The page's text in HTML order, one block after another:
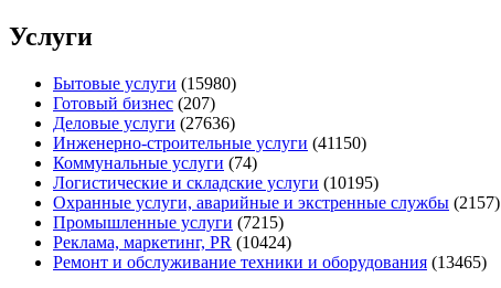
Услуги
Бытовые услуги (15980)
Готовый бизнес (207)
Деловые услуги (27636)
Инженерно-строительные услуги (41150)
Коммунальные услуги (74)
Логистические и складские услуги (10195)
Охранные услуги, аварийные и экстренные службы (2157)
Промышленные услуги (7215)
Реклама, маркетинг, PR (10424)
Ремонт и обслуживание техники и оборудования (13465)